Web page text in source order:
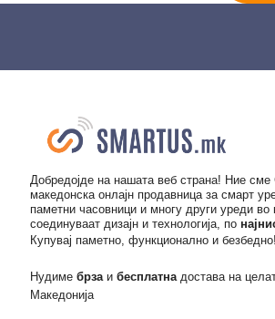
Добредојде на нашата веб страна! Ние сме
македонска онлајн продавница за смарт
паметни часовници и многу други уреди во
соединуваат дизајн и технологија, по
Купувај паметно, функционално и безбедно!
Нудиме брза и бесплатна достава на
Македонија